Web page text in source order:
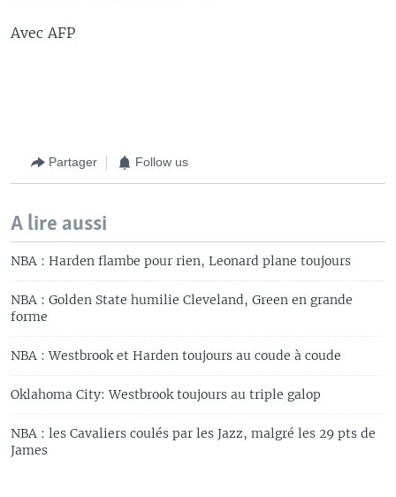
Avec AFP
Partager Follow us
A lire aussi
NBA : Harden flambe pour rien, Leonard plane toujours
NBA : Golden State humilie Cleveland, Green en grande
forme
NBA : Westbrook et Harden toujours au coude à coude
Oklahoma City: Westbrook toujours au triple galop
NBA : les Cavaliers coulés par les Jazz, malgré les 29 pts de
James